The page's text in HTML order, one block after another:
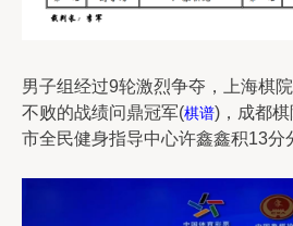
男子组经过9轮激烈争夺，上海棋院
不败的战绩问鼎冠军(棋谱)，成都
市全民健身指导中心许鑫鑫积13分